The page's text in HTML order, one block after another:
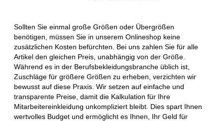
Sollten Sie einmal große Größen oder Übergrößen
benötigen, müssen Sie in unserem Onlineshop keine
zusätzlichen Kosten befürchten. Bei uns zahlen Sie für alle
Artikel den gleichen Preis, unabhängig von der Größe.
Während es in der Berufsbekleidungsbranche üblich ist,
Zuschläge für größere Größen zu erheben, verzichten wir
bewusst auf diese Praxis. Wir setzen auf einfache und
transparente Preise, damit die Kalkulation für Ihre
Mitarbeitereinkleidung unkompliziert bleibt. Dies spart Ihnen
wertvolles Budget und ermöglicht es Ihnen, Ihr Geld für